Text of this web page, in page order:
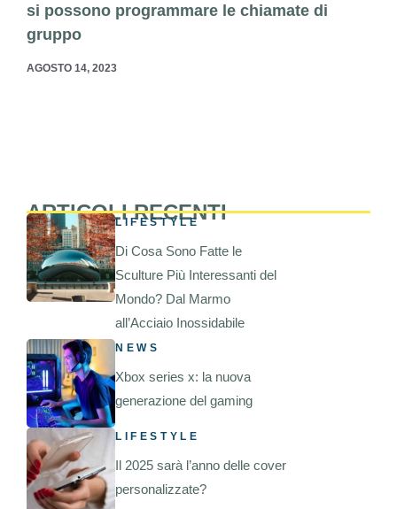
si possono programmare le chiamate di
gruppo
AGOSTO 14, 2023
ARTICOLI RECENTI
LIFESTYLE
Di Cosa Sono Fatte le
Sculture Più Interessanti del
Mondo? Dal Marmo
all’Acciaio Inossidabile
NEWS
Xbox series x: la nuova
generazione del gaming
LIFESTYLE
Il 2025 sarà l’anno delle cover
personalizzate?